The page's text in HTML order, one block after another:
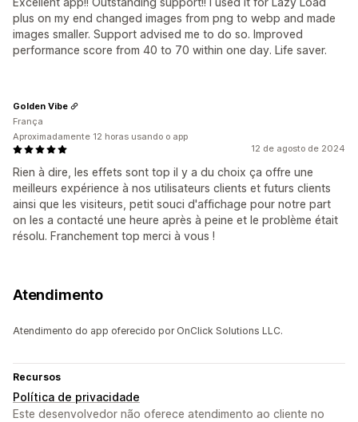
plus on my end changed images from png to webp and made
images smaller. Support advised me to do so. Improved
performance score from 40 to 70 within one day. Life saver.
12 de agosto de 2024
Rien à dire, les effets sont top il y a du choix ça offre une
meilleurs expérience à nos utilisateurs clients et futurs clients
ainsi que les visiteurs, petit souci d'affichage pour notre part
on les a contacté une heure après à peine et le problème était
résolu. Franchement top merci à vous !
Golden Vibe
França
Aproximadamente 12 horas usando o app
Atendimento
Atendimento do app oferecido por OnClick Solutions LLC.
Recursos
Política de privacidade
Este desenvolvedor não oferece atendimento ao cliente no